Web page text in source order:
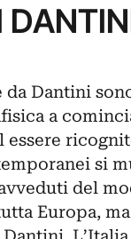
da Dantini
a
si
del
Europa,